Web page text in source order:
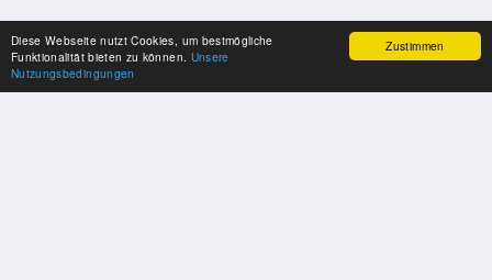
Zustimmen
Diese Webseite nutzt Cookies, um bestmögliche
Funktionalität bieten zu können. Unsere
Nutzungsbedingungen